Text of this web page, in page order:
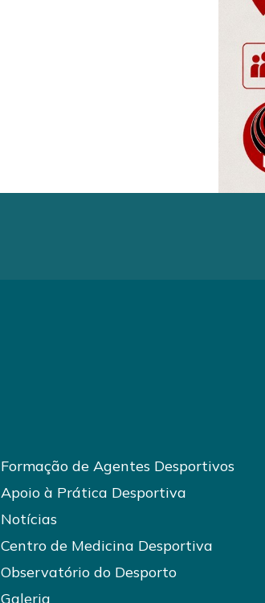
Formação de Agentes Desportivos
Apoio à Prática Desportiva
Notícias
Centro de Medicina Desportiva
Observatório do Desporto
Galeria